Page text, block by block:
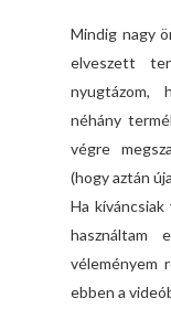
Mindig nagy
elveszett
nyugtázom,
néhány
végre
(hogy aztán
Ha
véleményem
ebben a